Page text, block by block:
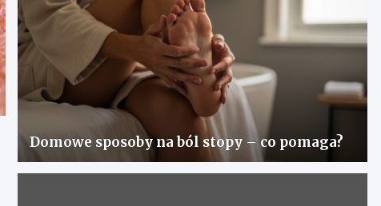
Domowe sposoby na ból stopy – co pomaga?